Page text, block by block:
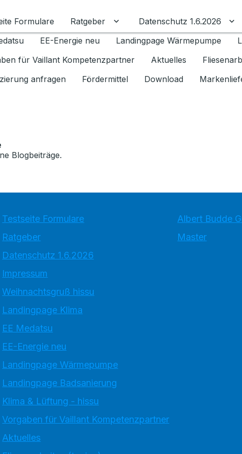
Formulare
Ratgeber Untermenü für Ratgeber
Datenschutz 1.6.2026
EE-Energie neu Landingpage Wärmepumpe
für Vaillant Kompetenzpartner
Aktuelles
anfragen
Fördermittel Download
Blogbeiträge.
Testseite Formulare
Ratgeber
Datenschutz 1.6.2026
Impressum
Weihnachtsgruß hissu
Landingpage Klima
EE Medatsu
EE-Energie neu
Landingpage Wärmepumpe
Landingpage Badsanierung
Klima & Lüftung - hissu
Vorgaben für Vaillant Kompetenzpartner
Aktuelles
Albert Budde
Master